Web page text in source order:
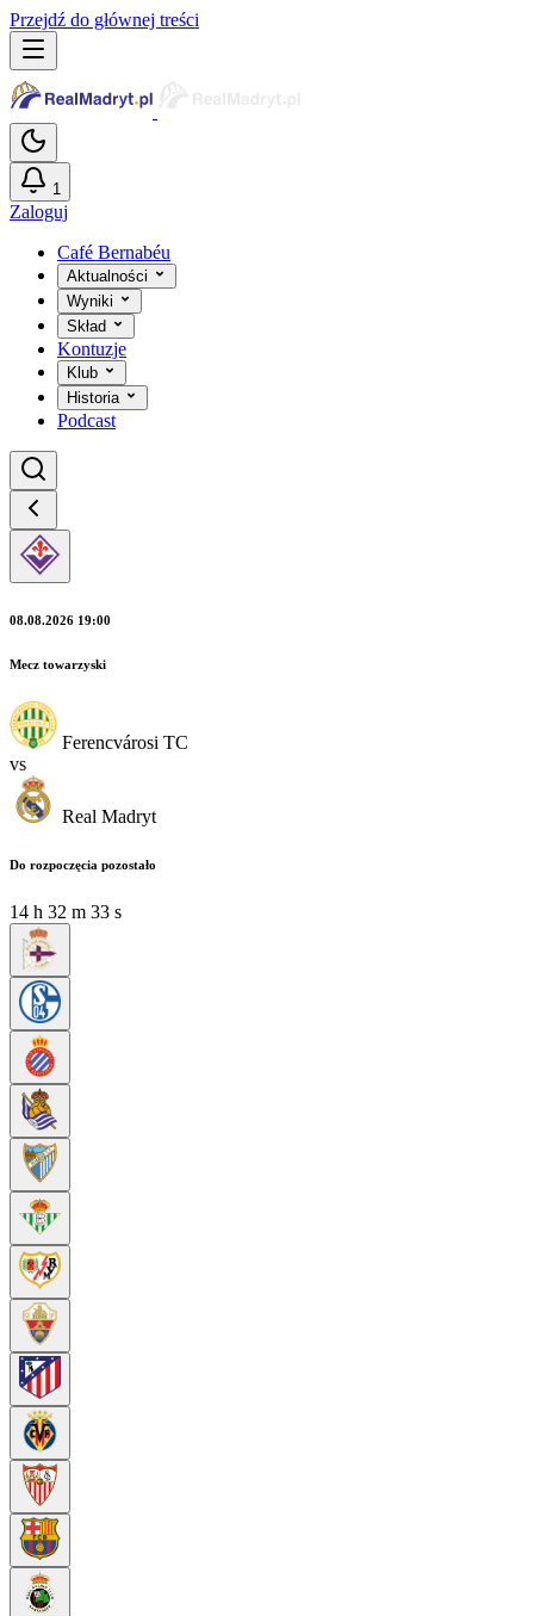
Przejdź do głównej treści
1
Zaloguj
Café Bernabéu
Aktualności
Wyniki
Skład
Kontuzje
Klub
Historia
Podcast
08.08.2026 19:00
Mecz towarzyski
Ferencvárosi TC
vs
Real Madryt
Do rozpoczęcia pozostało
14 h 32 m 32 s